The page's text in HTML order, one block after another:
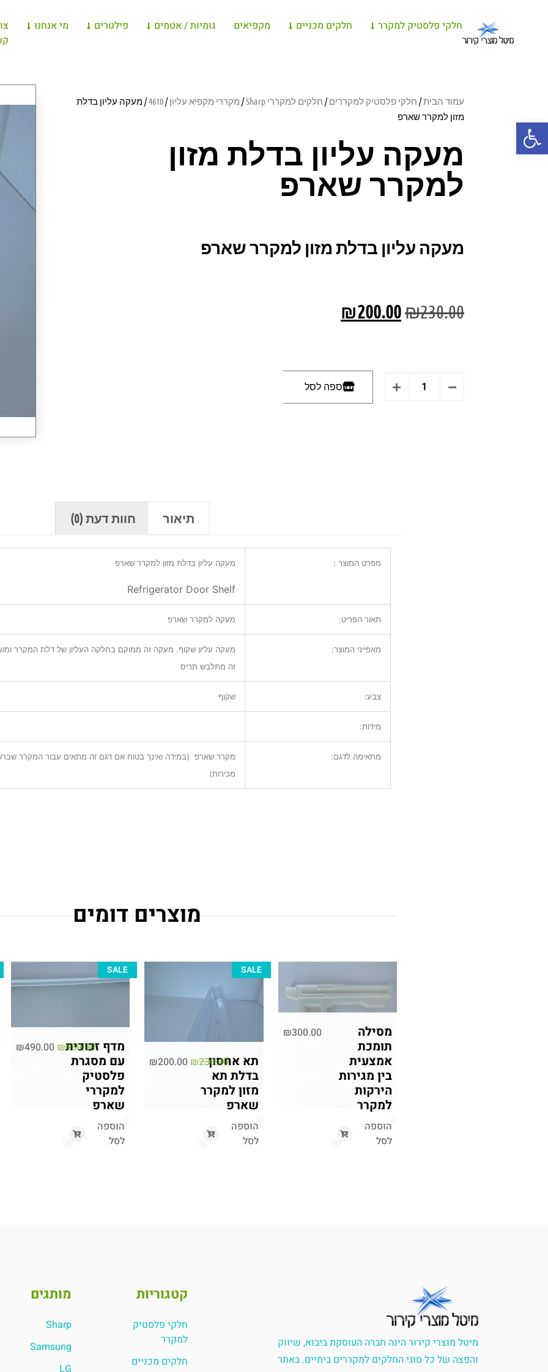
פתח סרגל נגישות
חלקי פלסטיק למקרר חלקים מכניים מקפיאים גומיות / אטמים פילטרים מי אנחנו
עמוד הבית/ חלקי פלסטיק למקררים/ חלקים למקררי Sharp / מקררי מקפיא עליון/
4610/ מעקה עליון בדלת
מזון למקרר שארפ
מעקה עליון בדלת מזון
למקרר שארפ
מעקה עליון בדלת מזון למקרר שארפ
₪230.00
₪200.00
הוספה לסל
תיאור חוות דעת (0)
מפרט המוצר : מעקה עליון בדלת מזון למקרר שארפ
Refrigerator Door Shelf
תאור הפריט: מעקה למקרר שארפ
מאפייני המוצר: מעקה עליון שקוף. מעקה זה ממוקם בחלקה העליון של דלת המקרר
זה מתלבש תריס
צבע: שקוף
מידות:
מתאימה לדגם:
מקרר שארפ (במידה ואינך בטוח אם דגם זה מתאים עבור המקרר
מכירות)
מוצרים דומים
מסילה
תומכת
אמצעית
בין מגירות
הירקות
למקרר
הוספה
לסל
₪300.00
SALE
תא אחסון
בדלת תא
מזון למקרר
שארפ
הוספה
לסל
₪230.00
₪200.00
SALE
מדף זכוכית
עם מסגרת
פלסטיק
למקררי
שארפ
הוספה
לסל
₪550.00
₪490.00
מיטל מוצרי קירור הינה חברה העוסקת ביבוא, שיווק
והפצה של כל סוגי החלקים למקררים ביתיים. באתר
קטגוריות
חלקי פלסטיק
למקרר
חלקים מכניים
מותגים
Sharp
Samsung